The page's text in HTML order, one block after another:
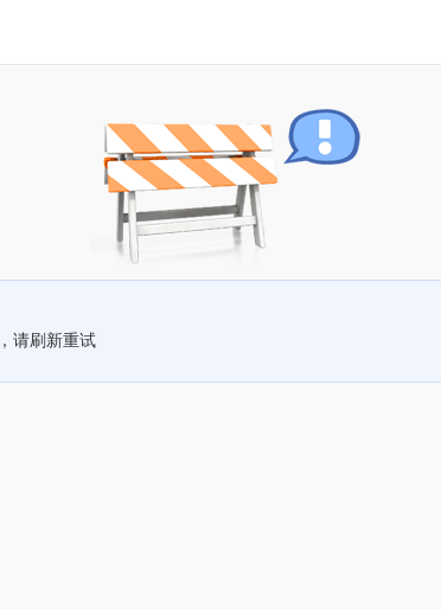
请刷新重试